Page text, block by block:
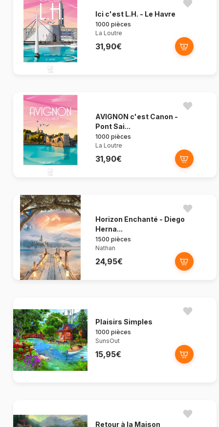
Ici c'est L.H. - Le Havre
1000 pièces
La Loutre
31,90€
AVIGNON c'est Canon -
Pont Sai...
1000 pièces
La Loutre
31,90€
Horizon Enchanté - Diego
Herna...
1500 pièces
Nathan
24,95€
Plaisirs Simples
1000 pièces
SunsOut
15,95€
Retour à la Maison